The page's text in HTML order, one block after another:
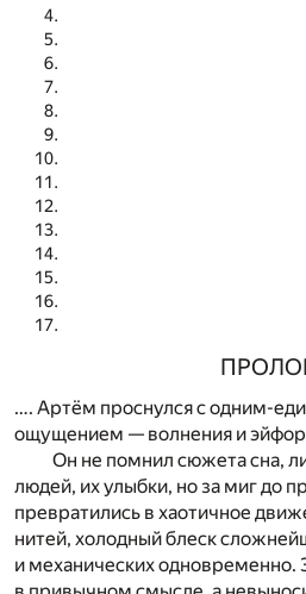
…. Артём проснулся с одним-
ощущением — волнения и
Он не помнил сюжета сна,
людей, их улыбки, но за миг до
превратились в хаотичное
нитей, холодный блеск
и механических